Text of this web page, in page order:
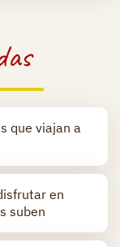
que viajan a
en
suben